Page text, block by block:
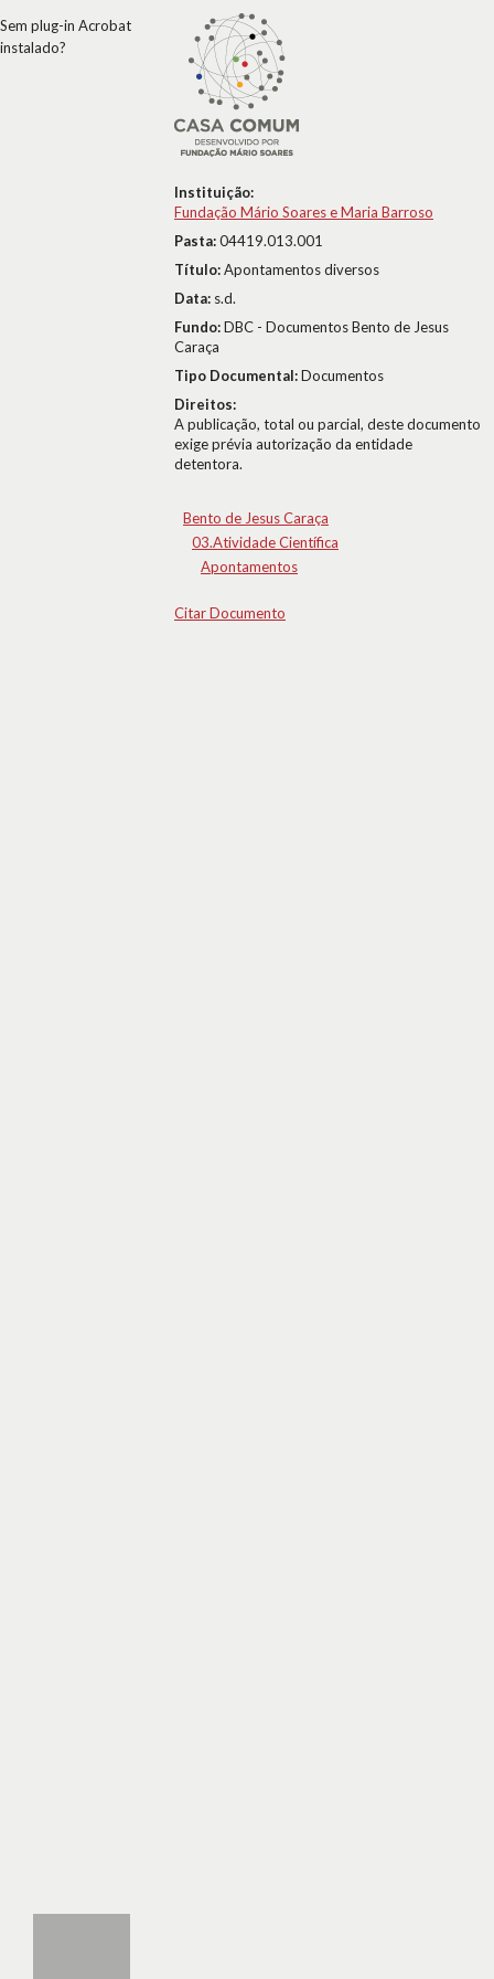
Instituição:
Fundação Mário Soares e Maria Barroso
Pasta:04419.013.001
Título:Apontamentos diversos
Data: s.d.
Fundo:DBC - Documentos Bento de Jesus
Caraça
Tipo Documental:Documentos
Direitos:
A publicação, total ou parcial, deste documento
exige prévia autorização da entidade
detentora.
Bento de Jesus Caraça
03.Atividade Científica
Apontamentos
Citar Documento
Sem plug-in Acrobat
instalado?